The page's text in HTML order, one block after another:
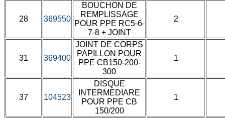
28 369550
BOUCHON DE
REMPLISSAGE
POUR PPE RC5-6-
7-8 + JOINT
2
31 369400
JOINT DE CORPS
PAPILLON POUR
PPE CB150-200-
300
1
37 104523
DISQUE
INTERMEDIARE
POUR PPE CB
150/200
1